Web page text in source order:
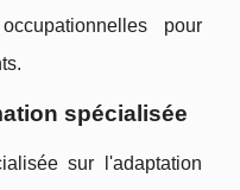
pour
spécialisée
sur l'adaptation